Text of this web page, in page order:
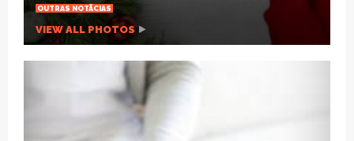
OUTRAS NOTÃ­CIAS
VIEW ALL PHOTOS